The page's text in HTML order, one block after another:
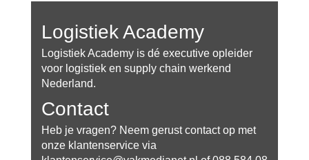
Logistiek Academy
Logistiek Academy is dé executive opleider
voor logistiek en supply chain werkend
Nederland.
Contact
Heb je vragen? Neem gerust contact op met
onze klantenservice via